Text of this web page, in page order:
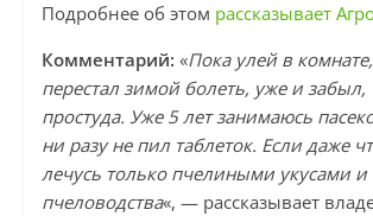
Подробнее об этом рассказывает
Комментарий: «Пока улей в
перестал зимой болеть, уже и забыл,
простуда. Уже 5 лет занимаюсь
ни разу не пил таблеток. Если даже
лечусь только пчелиными укусами и
пчеловодства«, — рассказывает